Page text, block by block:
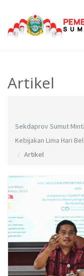
Artikel
Sekdaprov Sumut
Kebijakan Lima Hari
Artikel